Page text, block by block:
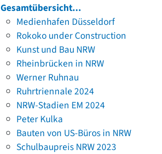
Gesamtübersicht...
Medienhafen Düsseldorf
Rokoko under Construction
Kunst und Bau NRW
Rheinbrücken in NRW
Werner Ruhnau
Ruhrtriennale 2024
NRW-Stadien EM 2024
Peter Kulka
Bauten von US-Büros in NRW
Schulbaupreis NRW 2023